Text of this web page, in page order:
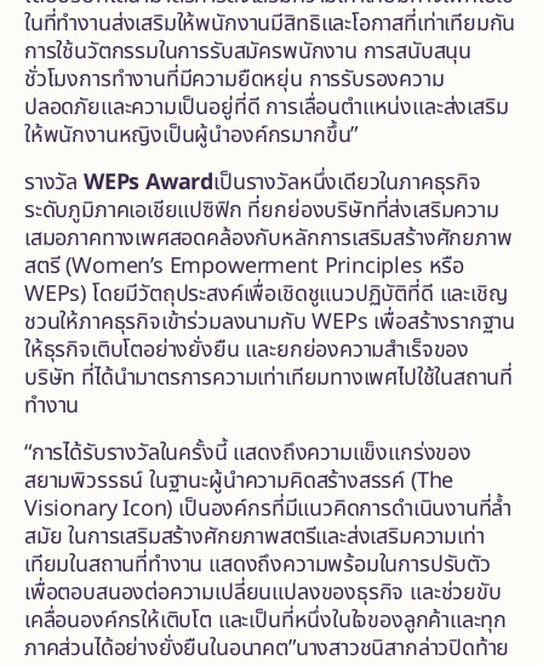
ในที่ทำงานส่งเสริมให้พนักงานมีสิทธิและโอกาสที่เท่าเทียมกัน
การใช้นวัตกรรมในการรับสมัครพนักงาน การสนับสนุน
ชั่วโมงการทำงานที่มีความยืดหยุ่น การรับรองความ
ปลอดภัยและความเป็นอยู่ที่ดี การเลื่อนตำแหน่งและส่งเสริม
ให้พนักงานหญิงเป็นผู้นำองค์กรมากขึ้น”
รางวัล WEPs Awardเป็นรางวัลหนึ่งเดียวในภาคธุรกิจ
ระดับภูมิภาคเอเชียแปซิฟิก ที่ยกย่องบริษัทที่ส่งเสริมความ
เสมอภาคทางเพศสอดคล้องกับหลักการเสริมสร้างศักยภาพ
สตรี (Women’s Empowerment Principles หรือ
WEPs) โดยมีวัตถุประสงค์เพื่อเชิดชูแนวปฏิบัติที่ดี และเชิญ
ชวนให้ภาคธุรกิจเข้าร่วมลงนามกับ WEPs เพื่อสร้างรากฐาน
ให้ธุรกิจเติบโตอย่างยั่งยืน และยกย่องความสำเร็จของ
บริษัท ที่ได้นำมาตรการความเท่าเทียมทางเพศไปใช้ในสถานที่
ทำงาน
“การได้รับรางวัลในครั้งนี้ แสดงถึงความแข็งแกร่งของ
สยามพิวรรธน์ ในฐานะผู้นำความคิดสร้างสรรค์ (The
Visionary Icon) เป็นองค์กรที่มีแนวคิดการดำเนินงานที่ล้ำ
สมัย ในการเสริมสร้างศักยภาพสตรีและส่งเสริมความเท่า
เทียมในสถานที่ทำงาน แสดงถึงความพร้อมในการปรับตัว
เพื่อตอบสนองต่อความเปลี่ยนแปลงของธุรกิจ และช่วยขับ
เคลื่อนองค์กรให้เติบโต และเป็นที่หนึ่งในใจของลูกค้าและทุก
ภาคส่วนได้อย่างยั่งยืนในอนาคต”นางสาวชนิสากล่าวปิดท้าย